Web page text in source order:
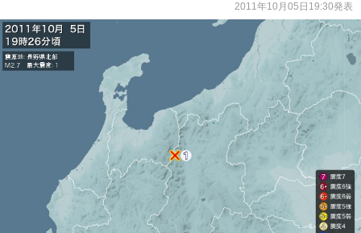
2011年10月05日19:30発表